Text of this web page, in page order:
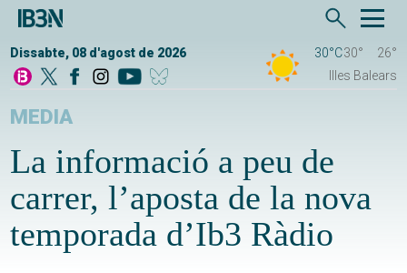
Dissabte, 08 d'agost de 2026 30°C30°
26°
Illes Balears
MEDIA
La informació a peu de
carrer, l’aposta de la nova
temporada d’Ib3 Ràdio